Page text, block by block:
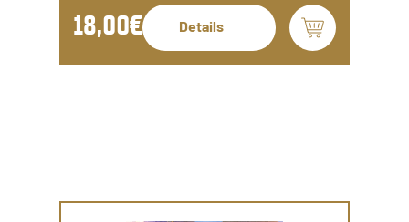
18,00€ Details